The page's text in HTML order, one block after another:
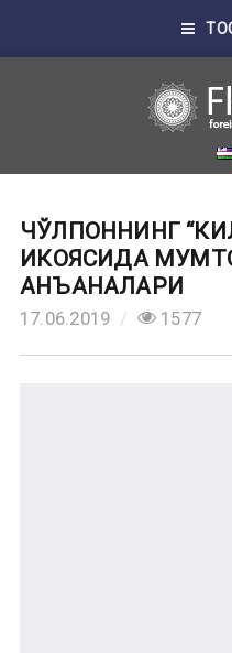
ЧЎЛПОННИНГ
ҲИКОЯСИДА
АНЪАНАЛАРИ
17.06.2019 1577